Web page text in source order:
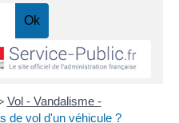
> Vol - Vandalisme -
de vol d'un véhicule ?